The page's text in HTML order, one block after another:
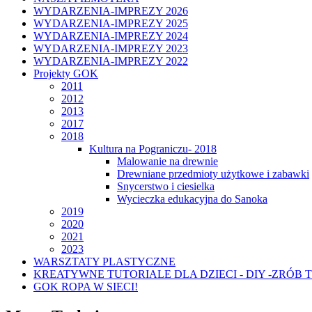
WYDARZENIA-IMPREZY 2026
WYDARZENIA-IMPREZY 2025
WYDARZENIA-IMPREZY 2024
WYDARZENIA-IMPREZY 2023
WYDARZENIA-IMPREZY 2022
Projekty GOK
2011
2012
2013
2017
2018
Kultura na Pograniczu- 2018
Malowanie na drewnie
Drewniane przedmioty użytkowe i zabawki
Snycerstwo i ciesielka
Wycieczka edukacyjna do Sanoka
2019
2020
2021
2023
WARSZTATY PLASTYCZNE
KREATYWNE TUTORIALE DLA DZIECI - DIY -ZRÓB
GOK ROPA W SIECI!